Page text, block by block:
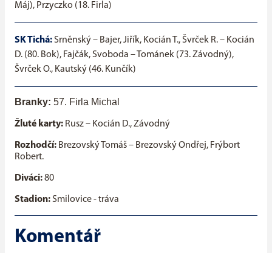
Máj), Przyczko (18. Firla)
SK Tichá: Srněnský – Bajer, Jiřík, Kocián T., Švrček R. – Kocián
D. (80. Bok), Fajčák, Svoboda – Tománek (73. Závodný),
Švrček O., Kautský (46. Kunčík)
Branky: 57. Firla Michal
Žluté karty: Rusz – Kocián D., Závodný
Rozhodčí: Brezovský Tomáš – Brezovský Ondřej, Frýbort
Robert.
Diváci:80
Stadion: Smilovice - tráva
Komentář